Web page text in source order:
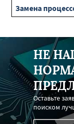
Замена
НЕ
Оставьте
поиском